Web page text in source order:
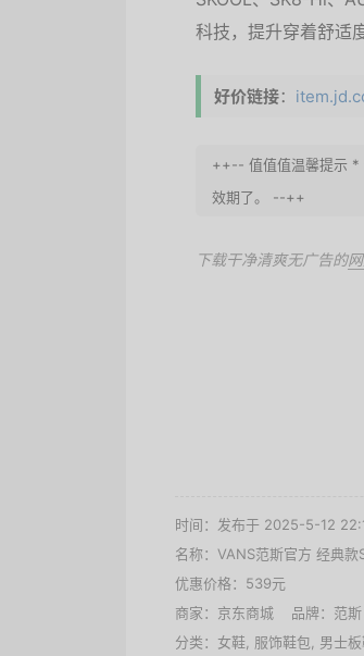
科技，提升穿着舒适
好价链接：
++-- 值值值温馨提示 *
效期了。 --++
下载干净清爽无广告的
时间：发布于 2025-5-12
名称： VANS范斯官方 经典
优惠价格： 539元
商家： 京东商城 品牌： 范
分类： 女鞋 服饰鞋包 男士